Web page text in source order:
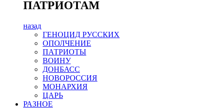
ПАТРИОТАМ
назад
ГЕНОЦИД РУССКИХ
ОПОЛЧЕНИЕ
ПАТРИОТЫ
ВОИНУ
ДОНБАСС
НОВОРОССИЯ
МОНАРХИЯ
ЦАРЬ
РАЗНОЕ